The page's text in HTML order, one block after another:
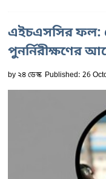
এইচএসসির ফল:
পুনর্নিরীক্ষণের
by২৪ ডেস্ক Published: 26